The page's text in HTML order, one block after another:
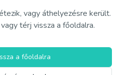
vagy áthelyezésre került.
térj vissza a főoldalra.
a főoldalra